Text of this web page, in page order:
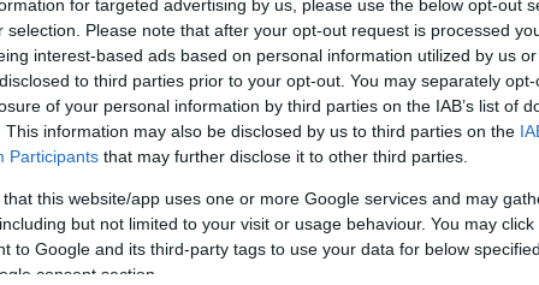
for targeted advertising by us, please use the below opt-out
selection. Please note that after your opt-out request is processed
interest-based ads based on personal information utilized by us
to third parties prior to your opt-out. You may separately
of your personal information by third parties on the IAB’s list of
This information may also be disclosed by us to third parties on the
Participants that may further disclose it to other third parties.
that this website/app uses one or more Google services and may
but not limited to your visit or usage behaviour. You may
to Google and its third-party tags to use your data for below
consent section.
Kiskunhalasi Református
normatívát
2perc
normatívát a Balog Zoltánhoz tartozó
es könyvvizsgálati jelentésben.